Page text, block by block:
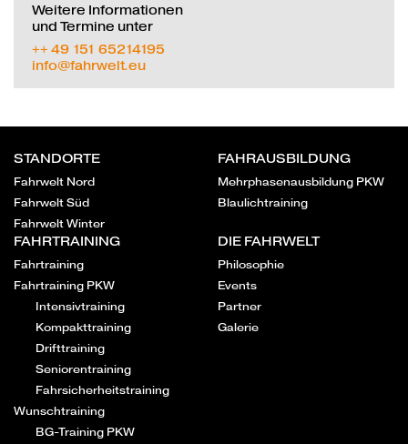
Weitere Informationen
und Termine unter
++ 49 151 65214195
info@fahrwelt.eu
STANDORTE
Fahrwelt Nord
Fahrwelt Süd
Fahrwelt Winter
FAHRAUSBILDUNG
Mehrphasenausbildung PKW
Blaulichtraining
FAHRTRAINING
Fahrtraining
Fahrtraining PKW
Intensivtraining
Kompakttraining
Drifttraining
Seniorentraining
Fahrsicherheitstraining
Wunschtraining
BG-Training PKW
DIE FAHRWELT
Philosophie
Events
Partner
Galerie